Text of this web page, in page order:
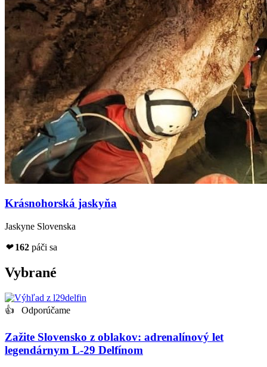
Krásnohorská jaskyňa
Jaskyne Slovenska
❤ 162 páči sa
Vybrané
👍 Odporúčame
Zažite Slovensko z oblakov: adrenalínový let
legendárnym L-29 Delfínom